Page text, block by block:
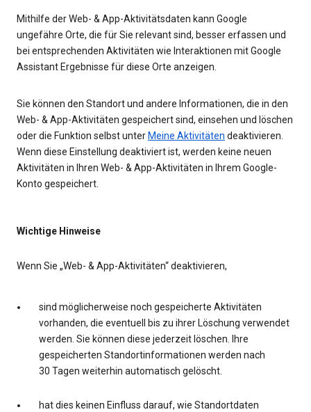
Mithilfe der Web- & App-Aktivitätsdaten kann Google
ungefähre Orte, die für Sie relevant sind, besser erfassen und
bei entsprechenden Aktivitäten wie Interaktionen mit Google
Assistant Ergebnisse für diese Orte anzeigen.
Sie können den Standort und andere Informationen, die in den
Web- & App-Aktivitäten gespeichert sind, einsehen und löschen
oder die Funktion selbst unter Meine Aktivitäten deaktivieren.
Wenn diese Einstellung deaktiviert ist, werden keine neuen
Aktivitäten in Ihren Web- & App-Aktivitäten in Ihrem Google-
Konto gespeichert.
Wichtige Hinweise
Wenn Sie „Web- & App-Aktivitäten“ deaktivieren,
sind möglicherweise noch gespeicherte Aktivitäten
vorhanden, die eventuell bis zu ihrer Löschung verwendet
werden. Sie können diese jederzeit löschen. Ihre
gespeicherten Standortinformationen werden nach
30 Tagen weiterhin automatisch gelöscht.
hat dies keinen Einfluss darauf, wie Standortdaten